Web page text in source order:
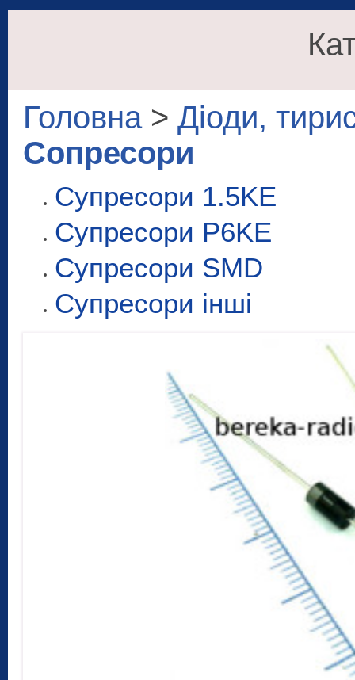
Головна>Діоди,
Сопресори
Супресори 1.5KE
Супресори P6KE
Супресори SMD
Супресори інші